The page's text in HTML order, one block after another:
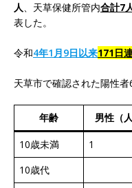
人、天草保健所管内合計7
表した。
令和4年1月9日以来171日
天草市で確認された陽性
年齢 男性（人
10歳未満 1
10歳代